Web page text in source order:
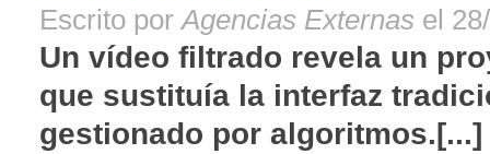
Escrito porAgencias Externas el
Un vídeo filtrado revela un
que sustituía la interfaz
gestionado por algoritmos.[...]